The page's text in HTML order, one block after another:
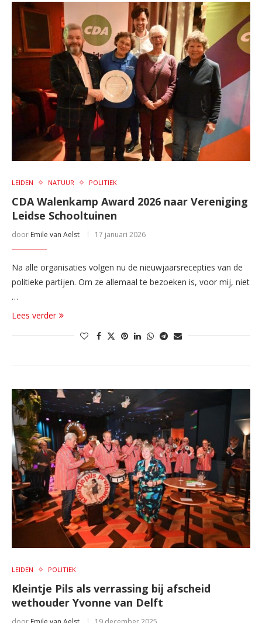
LEIDEN NATUUR POLITIEK
CDA Walenkamp Award 2026 naar Vereniging
Leidse Schooltuinen
door Emile van Aelst 17 januari 2026
Na alle organisaties volgen nu de nieuwjaarsrecepties van de
politieke partijen. Om ze allemaal te bezoeken is, voor mij, niet
…
Lees verder
LEIDEN POLITIEK
Kleintje Pils als verrassing bij afscheid
wethouder Yvonne van Delft